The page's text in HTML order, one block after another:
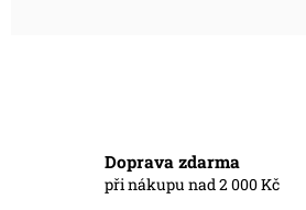
Doprava zdarma
při nákupu nad 2 000 Kč